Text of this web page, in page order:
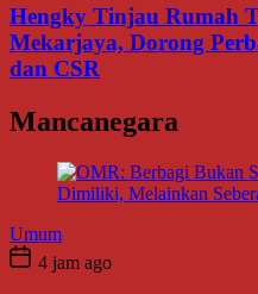
Hengky Tinjau Rumah
Mekarjaya, Dorong
dan CSR
Mancanegara
Umum
4 jam ago